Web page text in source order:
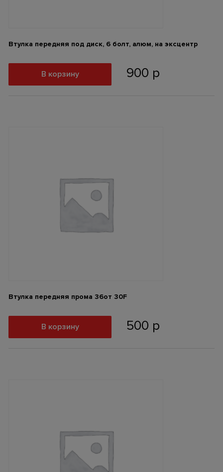
Втулка передняя под диск, 6 болт, алюм, на эксцентр
900 р
В корзину
Втулка передняя прома 36от 30F
500 р
В корзину